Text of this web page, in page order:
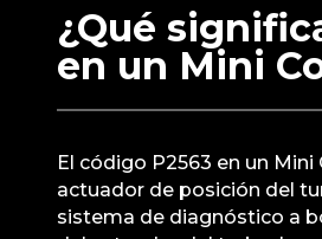
¿Qué
en un Mini
El código P2563 en un
actuador de posición del
sistema de diagnóstico a